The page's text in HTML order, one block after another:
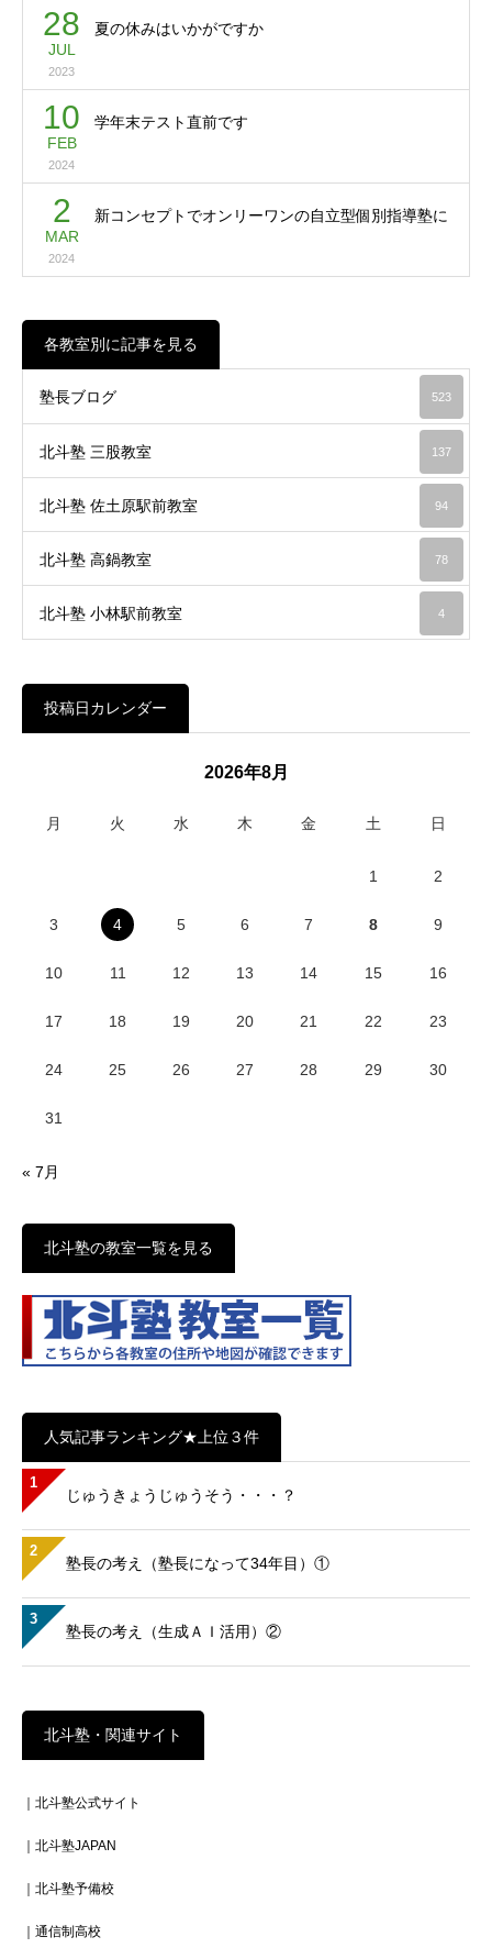
28
JUL
2023
夏の休みはいかがですか
10
FEB
2024
学年末テスト直前です
2
MAR
2024
新コンセプトでオンリーワンの自立型個別指導塾に
各教室別に記事を見る
塾長ブログ 523
北斗塾 三股教室 137
北斗塾 佐土原駅前教室 94
北斗塾 高鍋教室 78
北斗塾 小林駅前教室 4
投稿日カレンダー
2026年8月
月 火 水 木 金 土 日
1 2
3 4 5 6 7 8 9
10 11 12 13 14 15 16
17 18 19 20 21 22 23
24 25 26 27 28 29 30
31
« 7月
北斗塾の教室一覧を見る
人気記事ランキング★上位３件
1
じゅうきょうじゅうそう・・・？
2
塾長の考え（塾長になって34年目）①
3
塾長の考え（生成ＡＩ活用）②
北斗塾・関連サイト
｜北斗塾公式サイト
｜北斗塾JAPAN
｜北斗塾予備校
｜通信制高校